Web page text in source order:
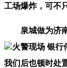
工场爆炸，可不
泉城做为济南
火警现场 银行
我们后也顿时处